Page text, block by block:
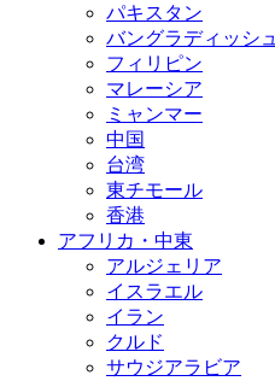
パキスタン
バングラディッシュ
フィリピン
マレーシア
ミャンマー
中国
台湾
東チモール
香港
アフリカ・中東
アルジェリア
イスラエル
イラン
クルド
サウジアラビア